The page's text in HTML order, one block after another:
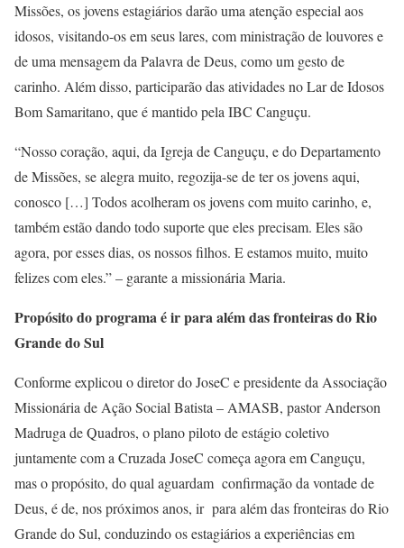
Missões, os jovens estagiários darão uma atenção especial aos
idosos, visitando-os em seus lares, com ministração de louvores e
de uma mensagem da Palavra de Deus, como um gesto de
carinho. Além disso, participarão das atividades no Lar de Idosos
Bom Samaritano, que é mantido pela IBC Canguçu.
“Nosso coração, aqui, da Igreja de Canguçu, e do Departamento
de Missões, se alegra muito, regozija-se de ter os jovens aqui,
conosco […] Todos acolheram os jovens com muito carinho, e,
também estão dando todo suporte que eles precisam. Eles são
agora, por esses dias, os nossos filhos. E estamos muito, muito
felizes com eles.” – garante a missionária Maria.
Propósito do programa é ir para além das fronteiras do Rio
Grande do Sul
Conforme explicou o diretor do JoseC e presidente da Associação
Missionária de Ação Social Batista – AMASB, pastor Anderson
Madruga de Quadros, o plano piloto de estágio coletivo
juntamente com a Cruzada JoseC começa agora em Canguçu,
mas o propósito, do qual aguardam confirmação da vontade de
Deus, é de, nos próximos anos, ir para além das fronteiras do Rio
Grande do Sul, conduzindo os estagiários a experiências em